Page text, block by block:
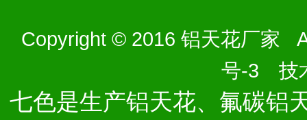
Copyright © 2016 铝天花厂家
号-3 技
七色是生产铝天花、氟碳铝